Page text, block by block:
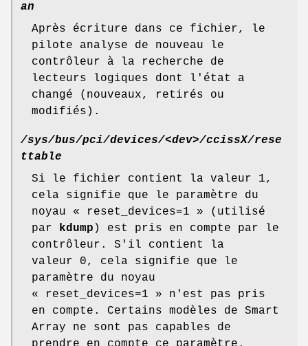
an
Après écriture dans ce fichier, le
pilote analyse de nouveau le
contrôleur à la recherche de
lecteurs logiques dont l'état a
changé (nouveaux, retirés ou
modifiés).
/sys/bus/pci/devices/<dev>/ccissX/rese
ttable
Si le fichier contient la valeur 1,
cela signifie que le paramètre du
noyau « reset_devices=1 » (utilisé
par kdump ) est pris en compte par le
contrôleur. S'il contient la
valeur 0, cela signifie que le
paramètre du noyau
« reset_devices=1 » n'est pas pris
en compte. Certains modèles de Smart
Array ne sont pas capables de